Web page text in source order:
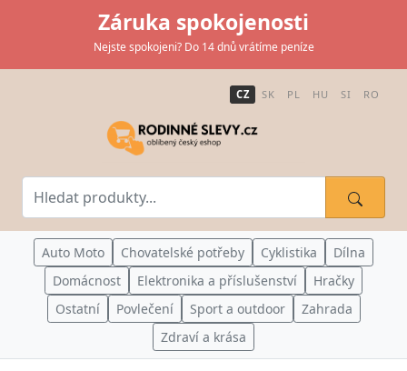
Záruka spokojenosti
Nejste spokojeni? Do 14 dnů vrátíme peníze
CZ SK PL HU SI RO
Auto Moto Chovatelské potřeby Cyklistika
Dílna
Domácnost
Elektronika a příslušenství
Hračky
Ostatní
Povlečení Sport a outdoor
Zahrada
Zdraví a krása